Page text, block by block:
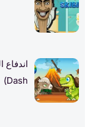
Dash)